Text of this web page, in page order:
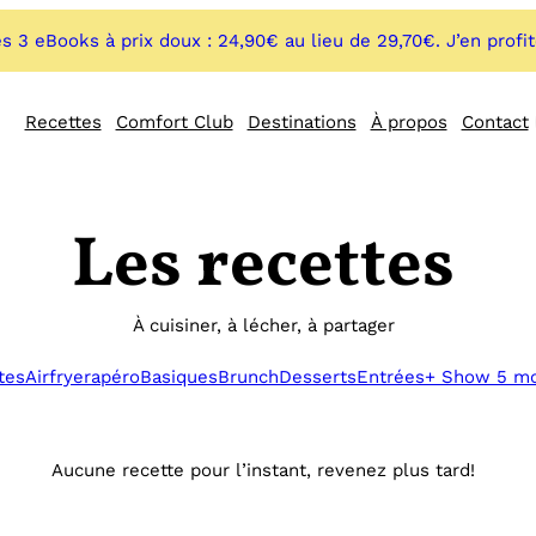
3 eBooks à prix doux : 24,90€ au lieu de 29,70€. J’en
Recettes Comfort Club Destinations À propos Contact
Les recettes
À cuisiner, à lécher, à partager
AirfryerapéroBasiquesBrunchDessertsEntrées+ Show 5
Aucune recette pour l’instant, revenez plus tard!